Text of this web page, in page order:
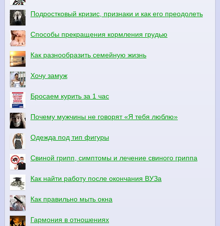
Подростковый кризис, признаки и как его преодолеть
Способы прекращения кормления грудью
Как разнообразить семейную жизнь
Хочу замуж
Бросаем курить за 1 час
Почему мужчины не говорят «Я тебя люблю»
Одежда под тип фигуры
Свиной грипп, симптомы и лечение свиного гриппа
Как найти работу после окончания ВУЗа
Как правильно мыть окна
Гармония в отношениях